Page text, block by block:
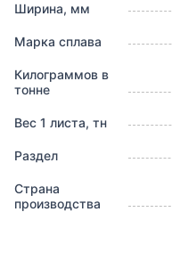
Ширина, мм
Марка сплава
Килограммов в
тонне
Вес 1 листа, тн
Раздел
Страна
производства